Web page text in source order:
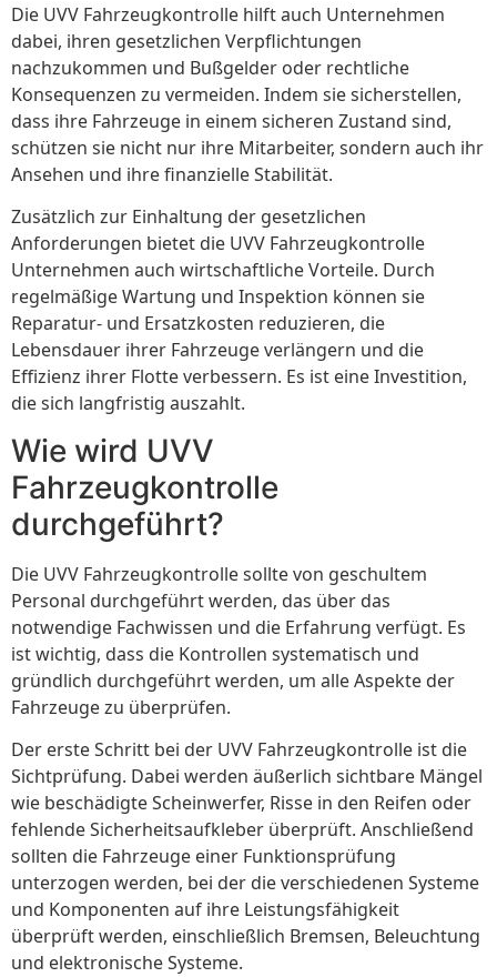
Die UVV Fahrzeugkontrolle hilft auch Unternehmen
dabei, ihren gesetzlichen Verpflichtungen
nachzukommen und Bußgelder oder rechtliche
Konsequenzen zu vermeiden. Indem sie sicherstellen,
dass ihre Fahrzeuge in einem sicheren Zustand sind,
schützen sie nicht nur ihre Mitarbeiter, sondern auch ihr
Ansehen und ihre finanzielle Stabilität.
Zusätzlich zur Einhaltung der gesetzlichen
Anforderungen bietet die UVV Fahrzeugkontrolle
Unternehmen auch wirtschaftliche Vorteile. Durch
regelmäßige Wartung und Inspektion können sie
Reparatur- und Ersatzkosten reduzieren, die
Lebensdauer ihrer Fahrzeuge verlängern und die
Effizienz ihrer Flotte verbessern. Es ist eine Investition,
die sich langfristig auszahlt.
Wie wird UVV
Fahrzeugkontrolle
durchgeführt?
Die UVV Fahrzeugkontrolle sollte von geschultem
Personal durchgeführt werden, das über das
notwendige Fachwissen und die Erfahrung verfügt. Es
ist wichtig, dass die Kontrollen systematisch und
gründlich durchgeführt werden, um alle Aspekte der
Fahrzeuge zu überprüfen.
Der erste Schritt bei der UVV Fahrzeugkontrolle ist die
Sichtprüfung. Dabei werden äußerlich sichtbare Mängel
wie beschädigte Scheinwerfer, Risse in den Reifen oder
fehlende Sicherheitsaufkleber überprüft. Anschließend
sollten die Fahrzeuge einer Funktionsprüfung
unterzogen werden, bei der die verschiedenen Systeme
und Komponenten auf ihre Leistungsfähigkeit
überprüft werden, einschließlich Bremsen, Beleuchtung
und elektronische Systeme.